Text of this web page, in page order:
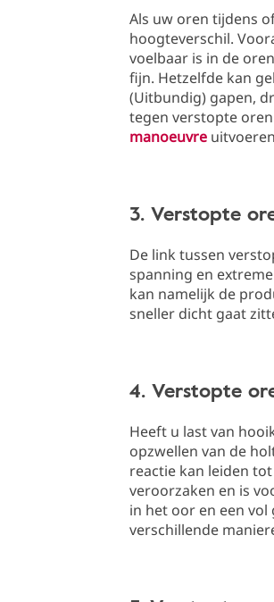
Als uw oren tijdens
hoogteverschil.
voelbaar is in de
fijn. Hetzelfde kan
(Uitbundig) gapen,
tegen verstopte
manoeuvre
3. Verstopte
De link tussen
spanning en
kan namelijk de
sneller dicht gaat
4. Verstopte
Heeft u last van
opzwellen van de
reactie kan leiden
veroorzaken en is
in het oor en een
verschillende